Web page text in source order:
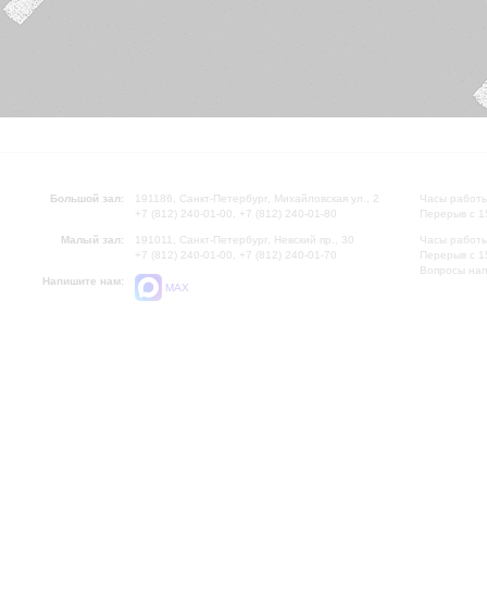
Большой зал:
191186, Санкт-Петербург, Михайловская ул., 2
+7 (812) 240-01-00, +7 (812) 240-01-80
Малый зал:
191011, Санкт-Петербург, Невский пр., 30
+7 (812) 240-01-00, +7 (812) 240-01-70
Напишите нам:
MAX
Часы
Перерыв с
Часы
Перерыв с
Вопросы